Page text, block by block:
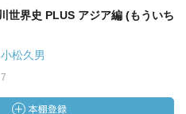
世界史 PLUS アジア編 (もういち
松久男
7